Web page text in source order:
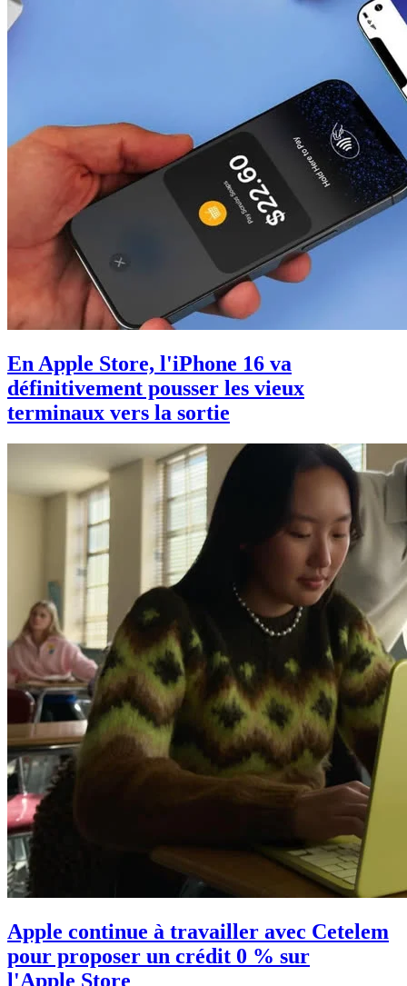
En Apple Store, l'iPhone 16 va
définitivement pousser les vieux
terminaux vers la sortie
Apple continue à travailler avec Cetelem
pour proposer un crédit 0 % sur
l'Apple Store